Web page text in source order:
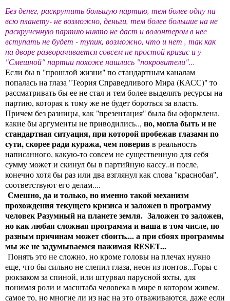
Без денег, раскрутить большую партию, тем более одну на
всю планету- не возможно, деньги, тем более большие на не
раскрученную партию никто не даст и волонтером в нее
вступать не будет - тупик, возможно, что и нет , так как
на дворе разворачивается совсем не простой кризис и у
"Смешной" партии похоже нашлись "покровители"...
Если бы в "прошлой жизни" по стандартным каналам
попалась на глаза "Теория Справедливого Мира (КАСС)" то
рассматривать бы ее не стал и тем более выделять ресурсы на
партию, которая к тому же не будет бороться за власть.
Причем без разницы, как "презентация" была бы оформлена,
какие бы аргументы не приводились.., но, могла быть и не
стандартная ситуация, при которой пробежав глазами по
сути, скорее ради куража, чем поверивв реальность
написанного, какую-то совсем не существенную для себя
сумму может и скинул бы в партийную кассу..и после,
конечно хотя бы раз или два взглянул как слова "краснобая",
соответствуют его делам....
Смешно, да и только, но именно такой механизм
прохождения текущего кризиса и заложен в программу
человек Разумный на планете земля. Заложен то заложен,
но как любая сложная программа и наша в том числе, по
разным причинам может сбоить.... а при сбоях программы
мы же не задумываемся нажимая RESET...
Понять это не сложно, но кроме головы на плечах нужно
еще, что бы сильно не слепил глаза, неон из понтов...Горы с
рюкзаком за спиной, или штурвал парусной яхты, для
понимая роли и масштаба человека в мире в котором живем,
самое то, но многие ли из нас на это отваживаются, даже если